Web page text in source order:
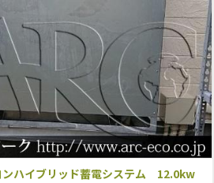
ハイブリッド蓄電システム 12.0kw